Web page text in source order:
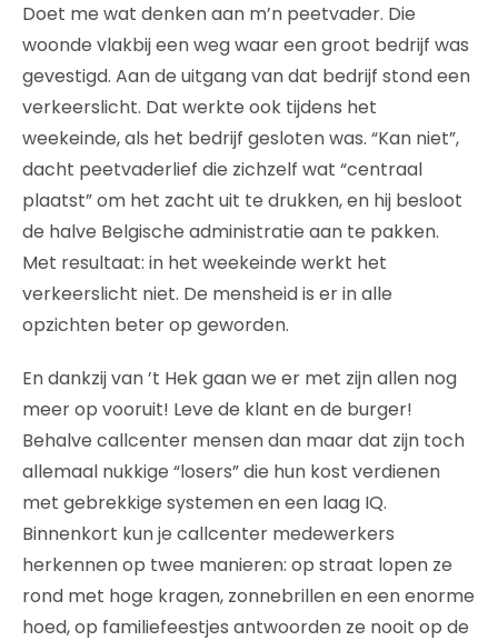
Doet me wat denken aan m’n peetvader. Die
woonde vlakbij een weg waar een groot bedrijf was
gevestigd. Aan de uitgang van dat bedrijf stond een
verkeerslicht. Dat werkte ook tijdens het
weekeinde, als het bedrijf gesloten was. “Kan niet”,
dacht peetvaderlief die zichzelf wat “centraal
plaatst” om het zacht uit te drukken, en hij besloot
de halve Belgische administratie aan te pakken.
Met resultaat: in het weekeinde werkt het
verkeerslicht niet. De mensheid is er in alle
opzichten beter op geworden.
En dankzij van ’t Hek gaan we er met zijn allen nog
meer op vooruit! Leve de klant en de burger!
Behalve callcenter mensen dan maar dat zijn toch
allemaal nukkige “losers” die hun kost verdienen
met gebrekkige systemen en een laag IQ.
Binnenkort kun je callcenter medewerkers
herkennen op twee manieren: op straat lopen ze
rond met hoge kragen, zonnebrillen en een enorme
hoed, op familiefeestjes antwoorden ze nooit op de